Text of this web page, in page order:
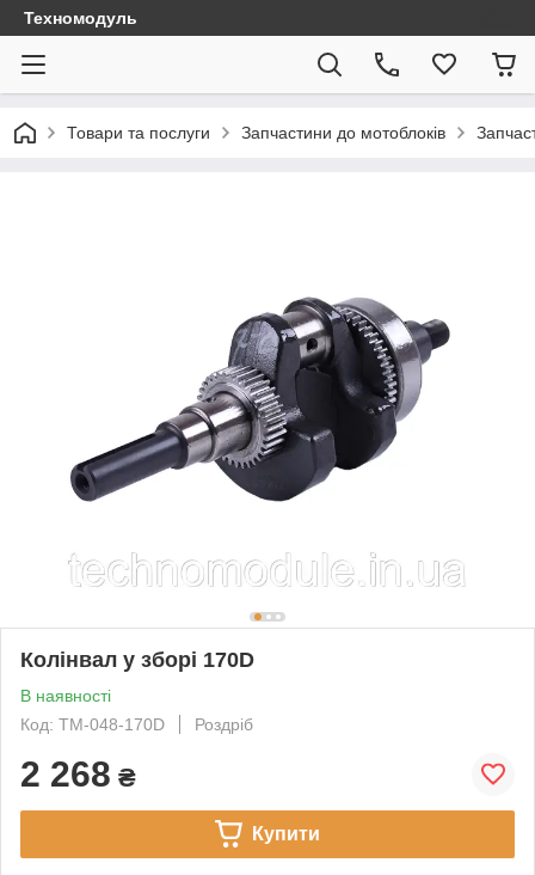
Техномодуль
Товари та послуги Запчастини до мотоблоків
Колінвал у зборі 170D
В наявності
Код: TM-048-170D
Роздріб
2 268 ₴
Купити